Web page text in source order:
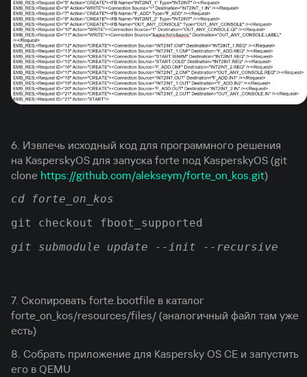
6. Извлечь исходный код для программного решения
на KasperskyOS для запуска forte под KasperskyOS (git
clone https://github.com/alekseym/forte_on_kos.git)
cd forte_on_kos
git checkout fboot_supported
git submodule update --init --recursive
7. Скопировать forte.bootfile в каталог
forte_on_kos/resources/files/ (аналогичный файл там уже
есть)
8. Собрать приложение для Kaspersky OS CE и запустить
его в QEMU